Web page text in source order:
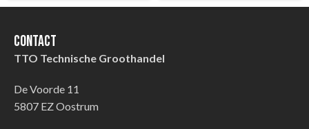
Contact
TTO Technische Groothandel
De Voorde 11
5807 EZ Oostrum